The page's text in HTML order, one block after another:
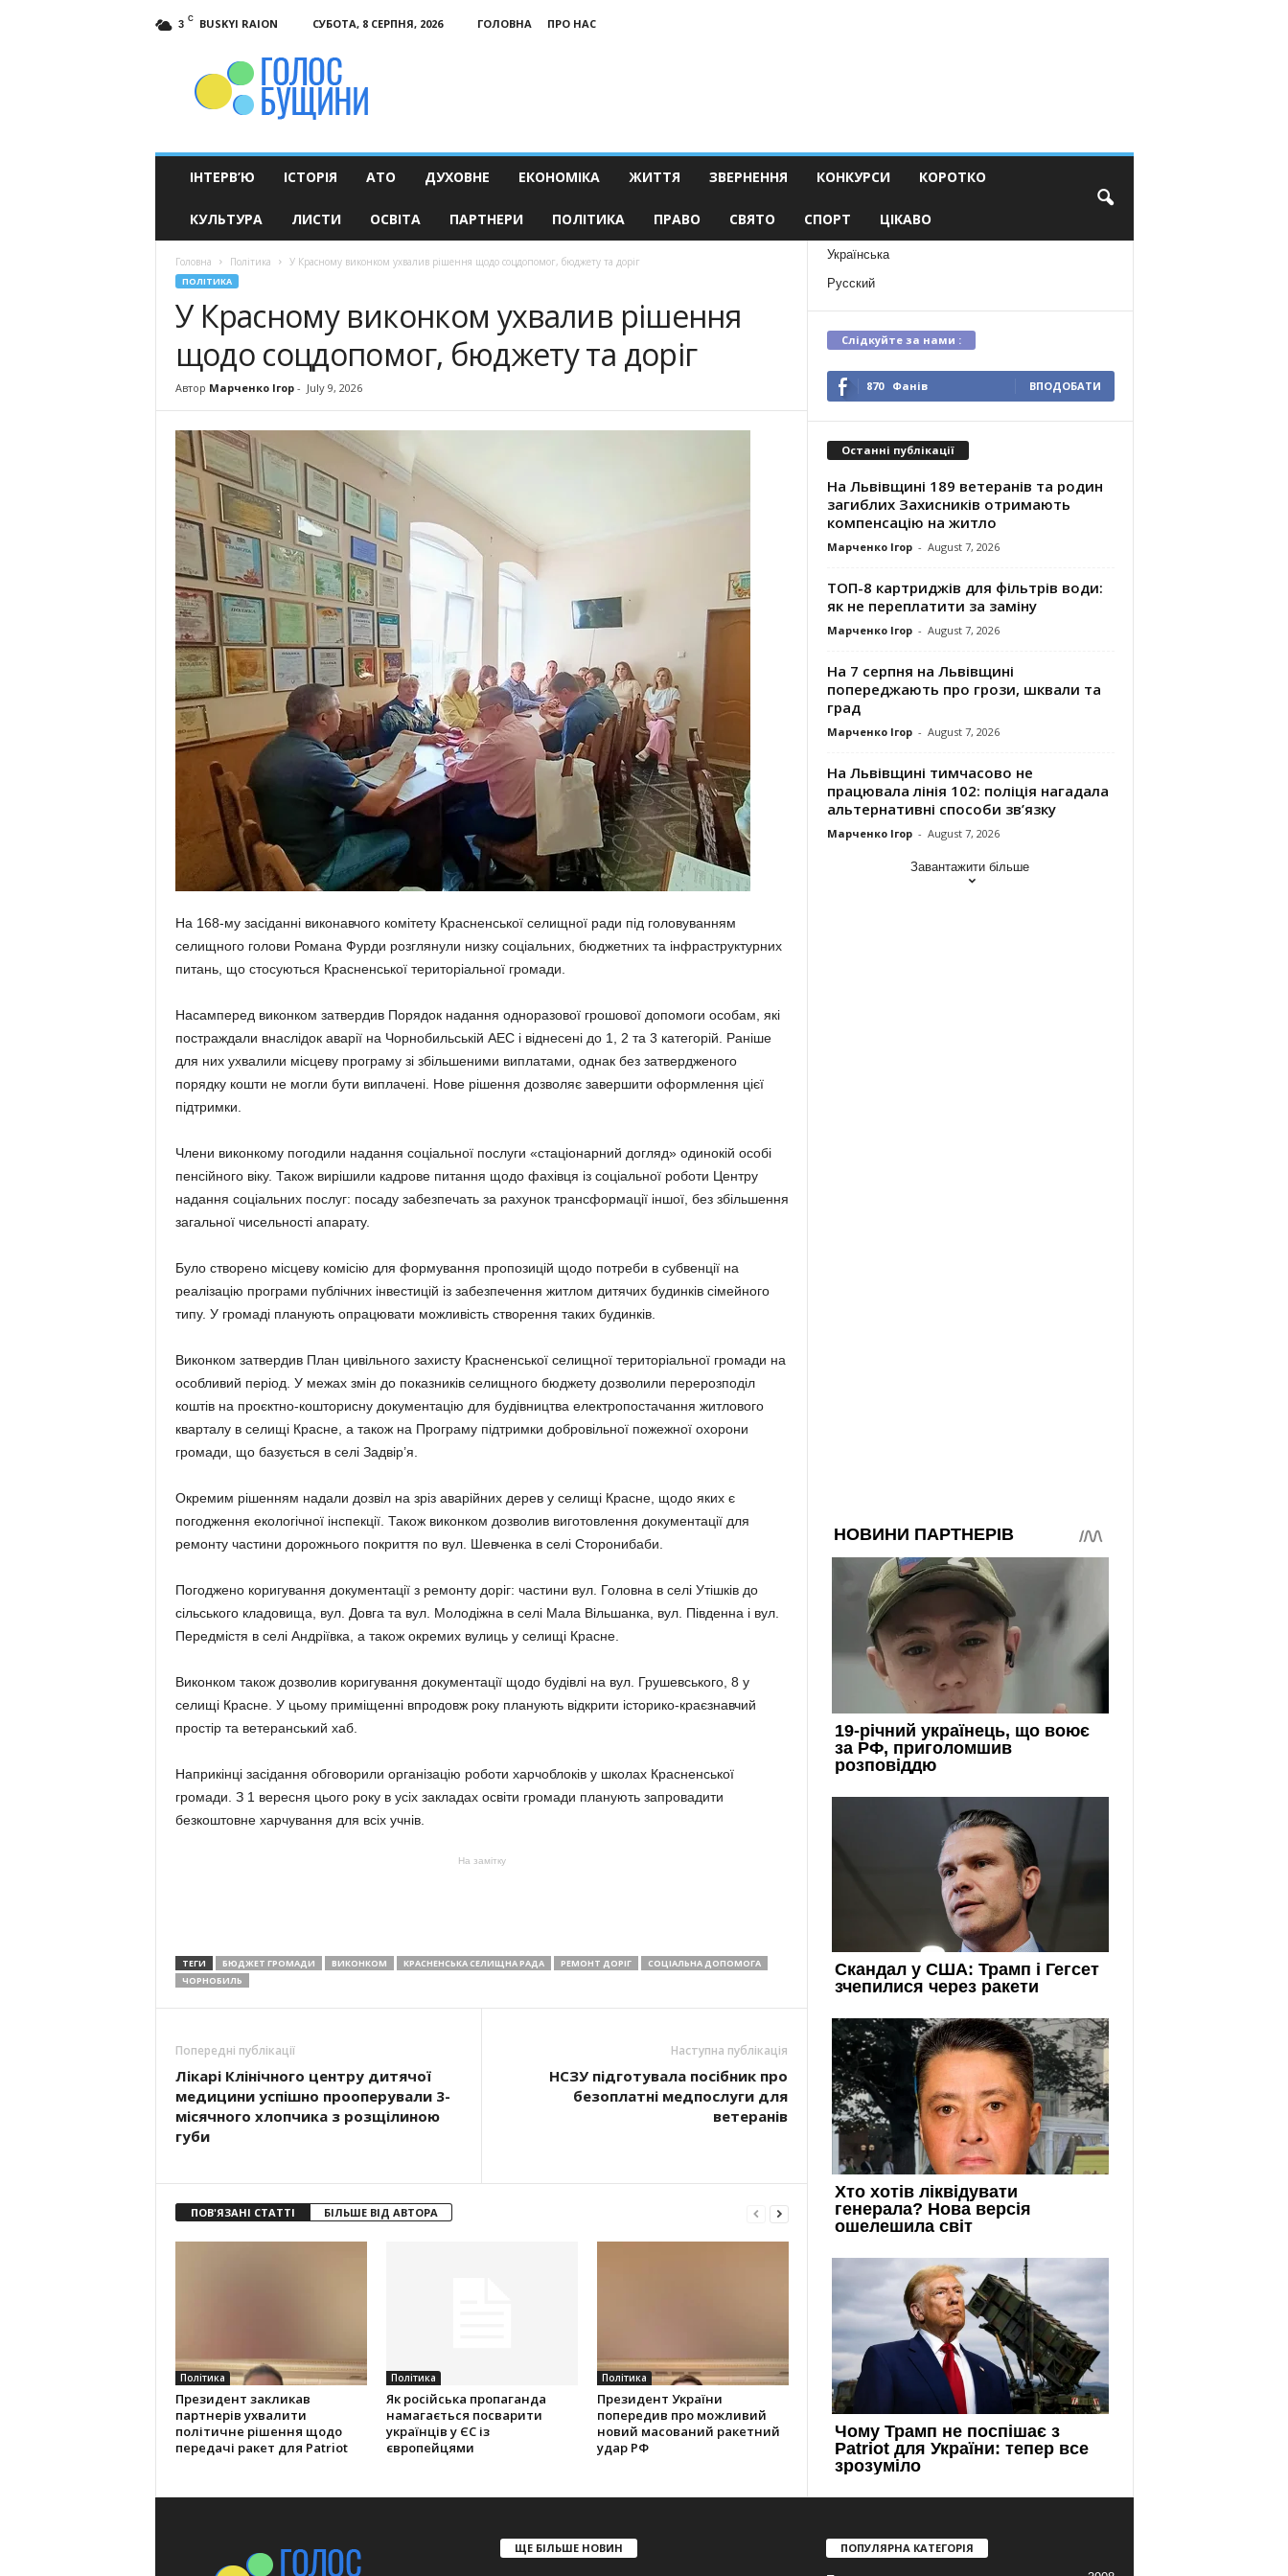
3 C BUSKYI RAION СУБОТА, 8 СЕРПНЯ, 2026 ГОЛОВНА
ПРО НАС
ІНТЕРВ’Ю ІСТОРІЯ АТО ДУХОВНЕ ЕКОНОМІКА ЖИТТЯ ЗВЕРНЕННЯ КОНКУРСИ КОРОТКО
КУЛЬТУРА ЛИСТИ ОСВІТА ПАРТНЕРИ ПОЛІТИКА ПРАВО СВЯТО СПОРТ ЦІКАВО
Головна Політика У Красному виконком ухвалив рішення щодо соцдопомог, бюджету та доріг
ПОЛІТИКА
У Красному виконком ухвалив рішення
щодо соцдопомог, бюджету та доріг
Автор Марченко Ігор- July 9, 2026
На 168-му засіданні виконавчого комітету Красненської селищної ради під головуванням
селищного голови Романа Фурди розглянули низку соціальних, бюджетних та інфраструктурних
питань, що стосуються Красненської територіальної громади.
Насамперед виконком затвердив Порядок надання одноразової грошової допомоги особам, які
постраждали внаслідок аварії на Чорнобильській АЕС і віднесені до 1, 2 та 3 категорій. Раніше
для них ухвалили місцеву програму зі збільшеними виплатами, однак без затвердженого
порядку кошти не могли бути виплачені. Нове рішення дозволяє завершити оформлення цієї
підтримки.
Члени виконкому погодили надання соціальної послуги «стаціонарний догляд» одинокій особі
пенсійного віку. Також вирішили кадрове питання щодо фахівця із соціальної роботи Центру
надання соціальних послуг: посаду забезпечать за рахунок трансформації іншої, без збільшення
загальної чисельності апарату.
Було створено місцеву комісію для формування пропозицій щодо потреби в субвенції на
реалізацію програми публічних інвестицій із забезпечення житлом дитячих будинків сімейного
типу. У громаді планують опрацювати можливість створення таких будинків.
Виконком затвердив План цивільного захисту Красненської селищної територіальної громади на
особливий період. У межах змін до показників селищного бюджету дозволили перерозподіл
коштів на проєктно-кошторисну документацію для будівництва електропостачання житлового
кварталу в селищі Красне, а також на Програму підтримки добровільної пожежної охорони
громади, що базується в селі Задвір’я.
Окремим рішенням надали дозвіл на зріз аварійних дерев у селищі Красне, щодо яких є
погодження екологічної інспекції. Також виконком дозволив виготовлення документації для
ремонту частини дорожнього покриття по вул. Шевченка в селі Сторонибаби.
Погоджено коригування документації з ремонту доріг: частини вул. Головна в селі Утішків до
сільського кладовища, вул. Довга та вул. Молодіжна в селі Мала Вільшанка, вул. Південна і вул.
Передмістя в селі Андріївка, а також окремих вулиць у селищі Красне.
Виконком також дозволив коригування документації щодо будівлі на вул. Грушевського, 8 у
селищі Красне. У цьому приміщенні впродовж року планують відкрити історико-краєзнавчий
простір та ветеранський хаб.
Наприкінці засідання обговорили організацію роботи харчоблоків у школах Красненської
громади. З 1 вересня цього року в усіх закладах освіти громади планують запровадити
безкоштовне харчування для всіх учнів.
На замітку
ТЕГИ БЮДЖЕТ ГРОМАДИ ВИКОНКОМ КРАСНЕНСЬКА СЕЛИЩНА РАДА РЕМОНТ ДОРІГ
СОЦІАЛЬНА ДОПОМОГА
ЧОРНОБИЛЬ
Попередні публікації
Лікарі Клінічного центру дитячої
медицини успішно прооперували 3-
місячного хлопчика з розщілиною
губи
Наступна публікація
НСЗУ підготувала посібник про
безоплатні медпослуги для
ветеранів
ПОВ'ЯЗАНІ СТАТТІ БІЛЬШЕ ВІД АВТОРА
Політика
Президент закликав
партнерів ухвалити
політичне рішення щодо
передачі ракет для Patriot
Політика
Як російська пропаганда
намагається посварити
українців у ЄС із
європейцями
Політика
Президент України
попередив про можливий
новий масований ракетний
удар РФ
Українська
Русский
Слідкуйте за нами :
870 Фанів ВПОДОБАТИ
Останні публікації
На Львівщині 189 ветеранів та родин
загиблих Захисників отримають
компенсацію на житло
Марченко Ігор - August 7, 2026
ТОП-8 картриджів для фільтрів води:
як не переплатити за заміну
Марченко Ігор - August 7, 2026
На 7 серпня на Львівщині
попереджають про грози, шквали та
град
Марченко Ігор - August 7, 2026
На Львівщині тимчасово не
працювала лінія 102: поліція нагадала
альтернативні способи зв’язку
Марченко Ігор - August 7, 2026
Завантажити більше
ЩЕ БІЛЬШЕ НОВИН ПОПУЛЯРНА КАТЕГОРІЯ